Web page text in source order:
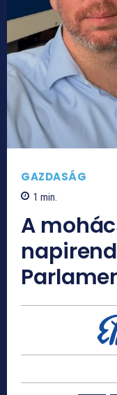
GAZDASÁG
1 min.
A